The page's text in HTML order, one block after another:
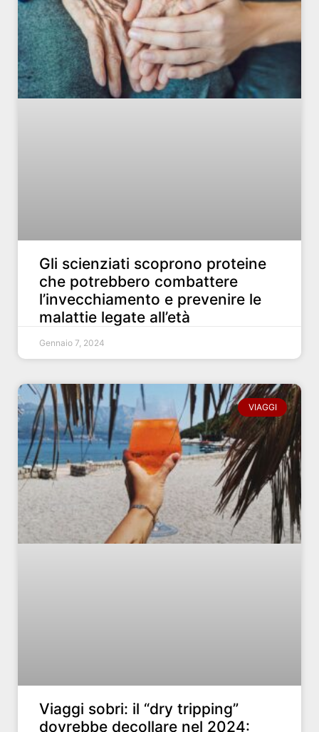
Gli scienziati scoprono proteine ​​
che potrebbero combattere
l’invecchiamento e prevenire le
malattie legate all’età
Gennaio 7, 2024
VIAGGI
Viaggi sobri: il “dry tripping”
dovrebbe decollare nel 2024: